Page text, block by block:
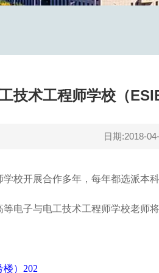
技术工程师学校（
日期:2018-
校开展合作多年，每年都选派本
电子与电工技术工程师学校老师
）202